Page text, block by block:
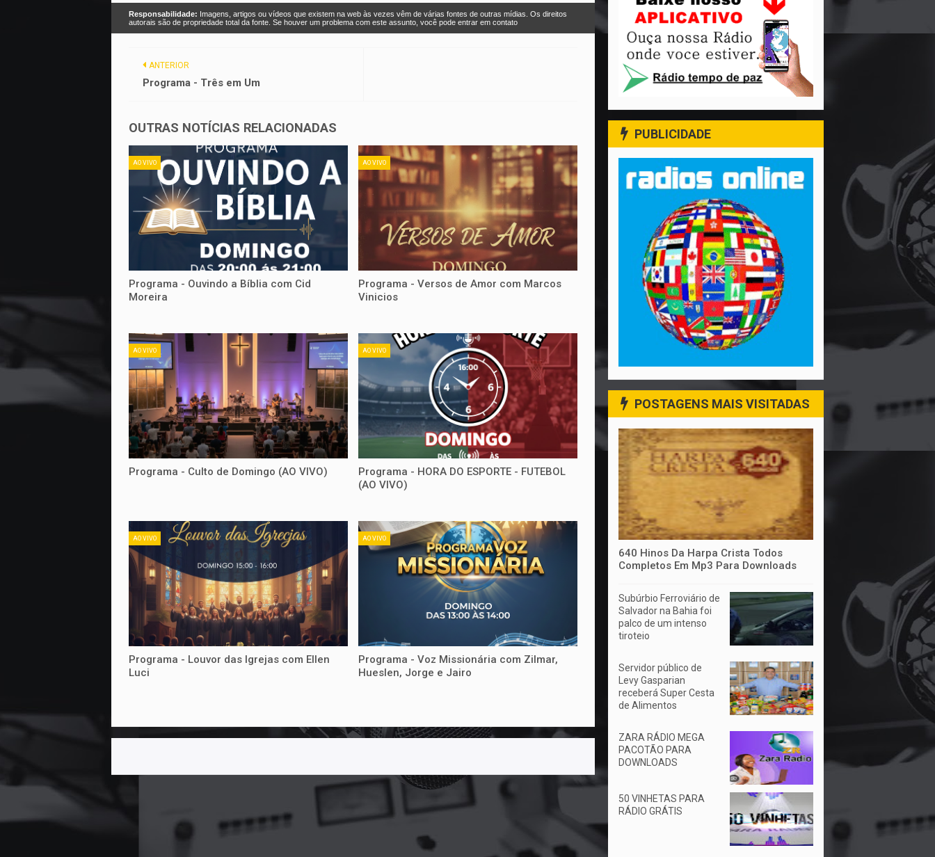
Responsabilidade: Imagens, artigos ou vídeos que existem na web às vezes vêm de várias fontes de outras mídias. Os direitos
autorais são de propriedade total da fonte. Se houver um problema com este assunto, você pode entrar em contato
ANTERIOR
Programa - Três em Um
OUTRAS NOTÍCIAS RELACIONADAS
AO VIVO
Programa - Ouvindo a Bíblia com Cid
Moreira
AO VIVO
Programa - Versos de Amor com Marcos
Vinicios
AO VIVO
Programa - Culto de Domingo (AO VIVO)
AO VIVO
Programa - HORA DO ESPORTE - FUTEBOL
(AO VIVO)
AO VIVO
Programa - Louvor das Igrejas com Ellen
Luci
AO VIVO
Programa - Voz Missionária com Zilmar,
Hueslen, Jorge e Jairo
PUBLICIDADE
POSTAGENS MAIS VISITADAS
640 Hinos Da Harpa Crista Todos
Completos Em Mp3 Para Downloads
Subúrbio Ferroviário de
Salvador na Bahia foi
palco de um intenso
tiroteio
Servidor público de
Levy Gasparian
receberá Super Cesta
de Alimentos
ZARA RÁDIO MEGA
PACOTÃO PARA
DOWNLOADS
50 VINHETAS PARA
RÁDIO GRÁTIS